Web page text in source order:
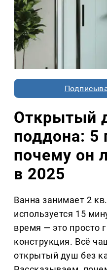
Открытый
поддона: 5
почему он
в 2025
Ванна занимает 2
используется 15
время — это просто
конструкция. Всё
открытый душ без